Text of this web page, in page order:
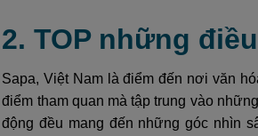
2. TOP những
Sapa, Việt Nam là điểm đến nơi văn
điểm tham quan mà tập trung vào
động đều mang đến những góc nhìn